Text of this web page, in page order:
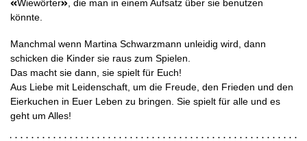
Wiewörter
, die man in einem Aufsatz über sie benutzen
könnte.
Manchmal wenn Martina Schwarzmann unleidig wird, dann
schicken die Kinder sie raus zum Spielen.
Das macht sie dann, sie spielt für Euch!
Aus Liebe mit Leidenschaft, um die Freude, den Frieden und den
Eierkuchen in Euer Leben zu bringen. Sie spielt für alle und es
geht um Alles!